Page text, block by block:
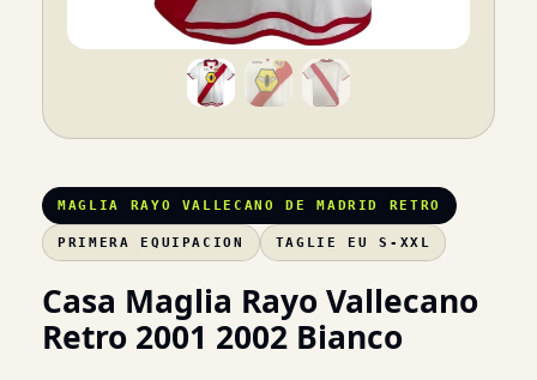
MAGLIA RAYO VALLECANO DE MADRID RETRO
PRIMERA EQUIPACION TAGLIE EU S-XXL
Casa Maglia Rayo Vallecano
Retro 2001 2002 Bianco